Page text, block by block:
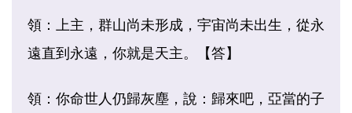
領：上主，群山尚未形成，宇宙尚未出生，從永
遠直到永遠，你就是天主。【答】
領：你命世人仍歸灰塵，說：歸來吧，亞當的子